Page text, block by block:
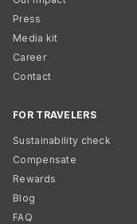
Press
Media kit
Career
Contact
FOR TRAVELERS
Sustainability check
Compensate
Rewards
Blog
FAQ